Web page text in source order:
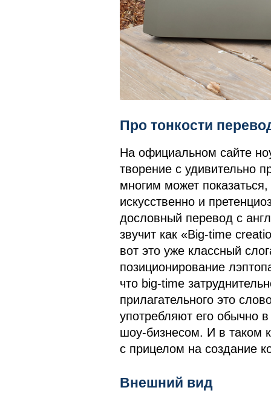
Про тонкости
На официальном сайте
творение с удивительно
многим может
искусственно и
дословный перевод с
звучит как «Big-time
вот это уже классный
позиционирование
что big-time
прилагательного это
употребляют его обычно
шоу-бизнесом. И в таком
с прицелом на создание
Внешний вид